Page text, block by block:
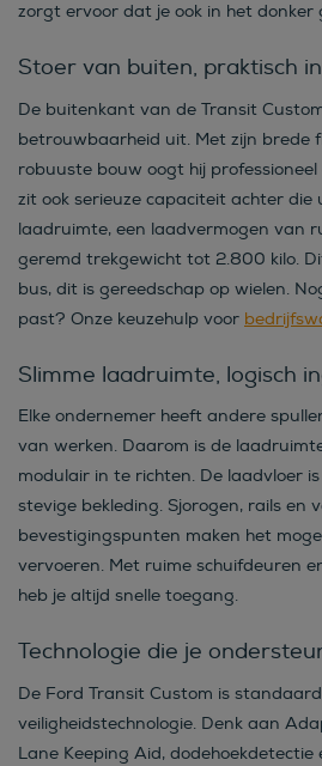
zorgt ervoor dat je ook in het donker
Stoer van buiten, praktisch
De buitenkant van de Transit
betrouwbaarheid uit. Met zijn brede
robuuste bouw oogt hij
zit ook serieuze capaciteit achter
laadruimte, een laadvermogen van
geremd trekgewicht tot 2.800 kilo.
bus, dit is gereedschap op wielen.
past? Onze keuzehulp voor
Slimme laadruimte, logisch
Elke ondernemer heeft andere
van werken. Daarom is de
modulair in te richten. De laadvloer
stevige bekleding. Sjorogen, rails en
bevestigingspunten maken het
vervoeren. Met ruime schuifdeuren
heb je altijd snelle toegang.
Technologie die je
De Ford Transit Custom is
veiligheidstechnologie. Denk aan
Lane Keeping Aid, dodehoekdetectie